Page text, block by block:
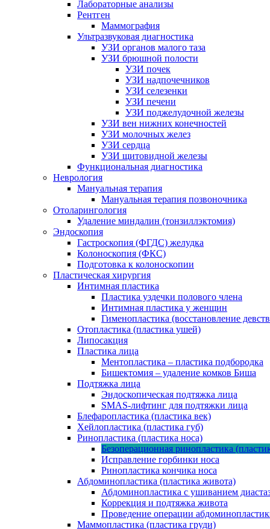
Лабораторные анализы
Рентген
Маммография
Ультразвуковая диагностика
УЗИ органов малого таза
УЗИ брюшной полости
УЗИ почек
УЗИ надпочечников
УЗИ селезенки
УЗИ печени
УЗИ поджелудочной железы
УЗИ вен нижних конечностей
УЗИ молочных желез
УЗИ сердца
УЗИ щитовидной железы
Функциональная диагностика
Неврология
Мануальная терапия
Мануальная терапия позвоночника
Отоларингология
Удаление миндалин (тонзиллэктомия)
Эндоскопия
Гастроскопия (ФГДС) желудка
Колоноскопия (ФКС)
Подготовка к колоноскопии
Пластическая хирургия
Интимная пластика
Пластика уздечки полового члена
Интимная пластика у женщин
Гименопластика (восстановление
Отопластика (пластика ушей)
Липосакция
Пластика лица
Ментопластика – пластика подбородка
Бишектомия – удаление комков Биша
Подтяжка лица
Эндоскопическая подтяжка лица
SMAS-лифтинг для подтяжки лица
Блефаропластика (пластика век)
Хейлопластика (пластика губ)
Ринопластика (пластика носа)
Безоперационная ринопластика
Исправление горбинки носа
Ринопластика кончика носа
Абдоминопластика (пластика живота)
Абдоминопластика с ушиванием
Коррекция и подтяжка живота
Проведение операции
Маммопластика (пластика груди)